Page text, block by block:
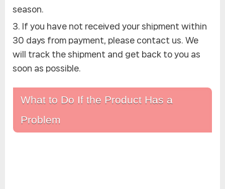
season.
If you have not received your shipment within
30 days from payment, please contact us. We
will track the shipment and get back to you as
soon as possible.
What to Do If the Product Has a
Problem